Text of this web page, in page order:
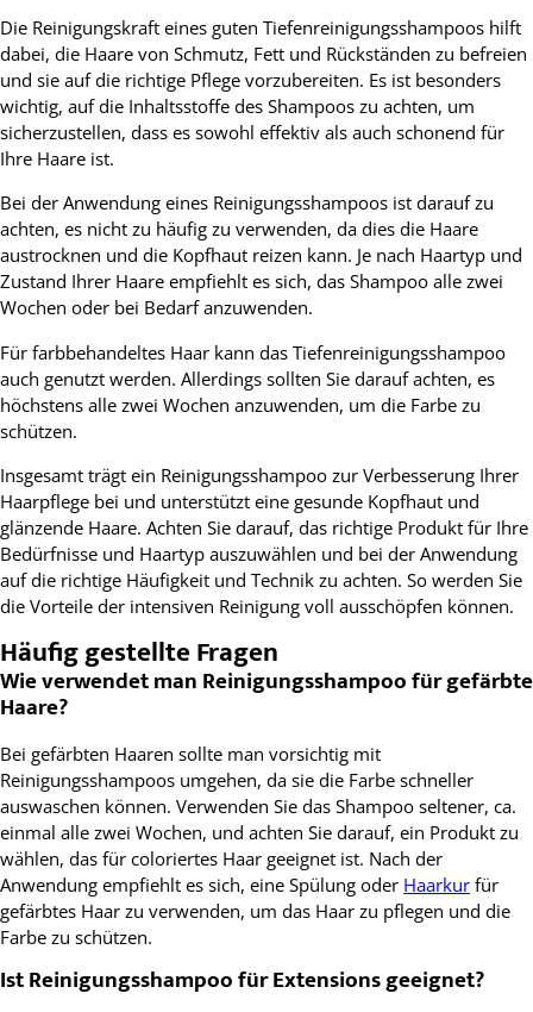
Die Reinigungskraft eines guten Tiefenreinigungsshampoos hilft
dabei, die Haare von Schmutz, Fett und Rückständen zu befreien
und sie auf die richtige Pflege vorzubereiten. Es ist besonders
wichtig, auf die Inhaltsstoffe des Shampoos zu achten, um
sicherzustellen, dass es sowohl effektiv als auch schonend für
Ihre Haare ist.
Bei der Anwendung eines Reinigungsshampoos ist darauf zu
achten, es nicht zu häufig zu verwenden, da dies die Haare
austrocknen und die Kopfhaut reizen kann. Je nach Haartyp und
Zustand Ihrer Haare empfiehlt es sich, das Shampoo alle zwei
Wochen oder bei Bedarf anzuwenden.
Für farbbehandeltes Haar kann das Tiefenreinigungsshampoo
auch genutzt werden. Allerdings sollten Sie darauf achten, es
höchstens alle zwei Wochen anzuwenden, um die Farbe zu
schützen.
Insgesamt trägt ein Reinigungsshampoo zur Verbesserung Ihrer
Haarpflege bei und unterstützt eine gesunde Kopfhaut und
glänzende Haare. Achten Sie darauf, das richtige Produkt für Ihre
Bedürfnisse und Haartyp auszuwählen und bei der Anwendung
auf die richtige Häufigkeit und Technik zu achten. So werden Sie
die Vorteile der intensiven Reinigung voll ausschöpfen können.
Häufig gestellte Fragen
Wie verwendet man Reinigungsshampoo für gefärbte
Haare?
Bei gefärbten Haaren sollte man vorsichtig mit
Reinigungsshampoos umgehen, da sie die Farbe schneller
auswaschen können. Verwenden Sie das Shampoo seltener, ca.
einmal alle zwei Wochen, und achten Sie darauf, ein Produkt zu
wählen, das für coloriertes Haar geeignet ist. Nach der
Anwendung empfiehlt es sich, eine Spülung oder Haarkur für
gefärbtes Haar zu verwenden, um das Haar zu pflegen und die
Farbe zu schützen.
Ist Reinigungsshampoo für Extensions geeignet?